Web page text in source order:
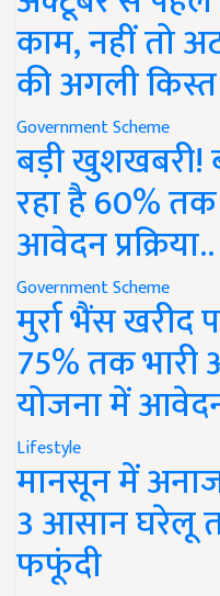
काम, नहीं तो
की अगली किस्त
Government Scheme
बड़ी खुशखबरी!
रहा है 60%
आवेदन प्रक्रिया..
Government Scheme
मुर्रा भैंस खरीद
75% तक
योजना में
Lifestyle
मानसून में
3 आसान घरेलू
फफूंदी